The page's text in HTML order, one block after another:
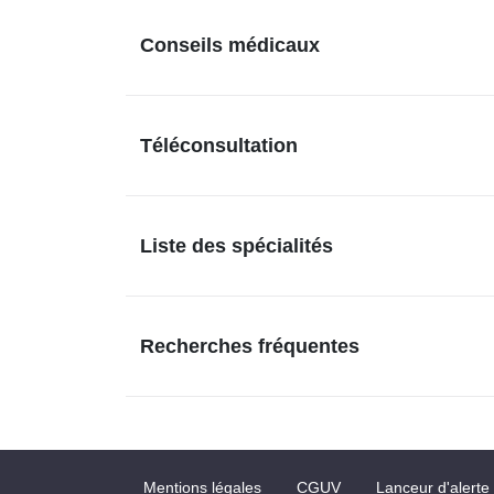
Conseils médicaux
Téléconsultation
Liste des spécialités
Recherches fréquentes
Mentions légales CGUV Lanceur d'alerte